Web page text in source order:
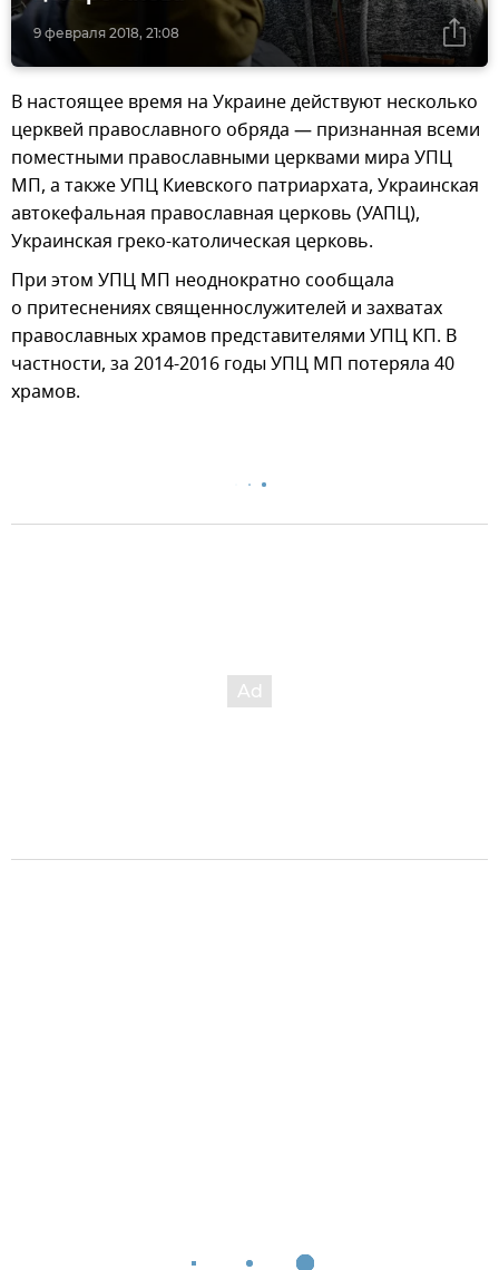
9 февраля 2018, 21:08
В настоящее время на Украине действуют несколько
церквей православного обряда — признанная всеми
поместными православными церквами мира УПЦ
МП, а также УПЦ Киевского патриархата, Украинская
автокефальная православная церковь (УАПЦ),
Украинская греко-католическая церковь.
При этом УПЦ МП неоднократно сообщала
о притеснениях священнослужителей и захватах
православных храмов представителями УПЦ КП. В
частности, за 2014-2016 годы УПЦ МП потеряла 40
храмов.